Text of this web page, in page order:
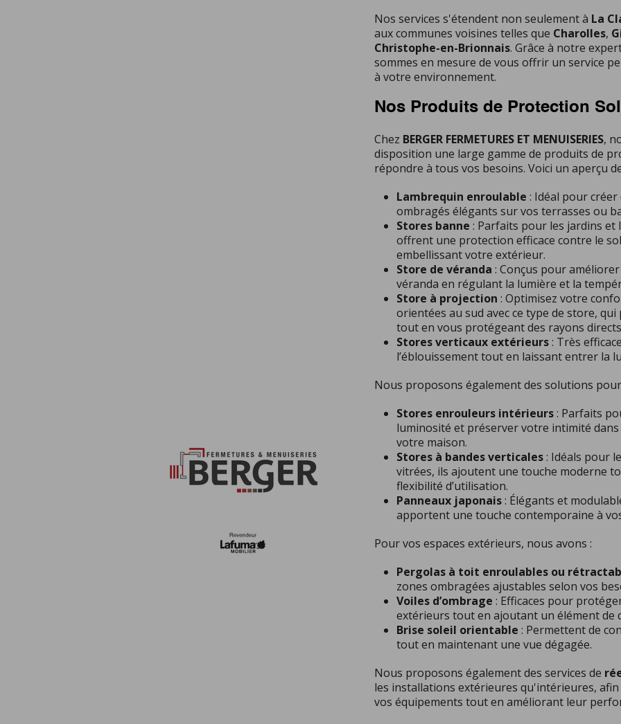
Nos services s'étendent non seulement à La
aux communes voisines telles que Charolles,
Christophe-en-Brionnais. Grâce à notre
sommes en mesure de vous offrir un service
à votre environnement.
Nos Produits de Protection
Chez BERGER FERMETURES ET MENUISERIES,
disposition une large gamme de produits de
répondre à tous vos besoins. Voici un aperçu
Lambrequin enroulable : Idéal pour créer
ombragés élégants sur vos terrasses ou
Stores banne : Parfaits pour les jardins et
offrent une protection efficace contre le
embellissant votre extérieur.
Store de véranda : Conçus pour
véranda en régulant la lumière et la
Store à projection : Optimisez votre
orientées au sud avec ce type de store,
tout en vous protégeant des rayons
Stores verticaux extérieurs: Très
l’éblouissement tout en laissant entrer la
Nous proposons également des solutions
Stores enrouleurs intérieurs: Parfaits
luminosité et préserver votre intimité dans
votre maison.
Stores à bandes verticales: Idéals pour
vitrées, ils ajoutent une touche moderne
flexibilité d’utilisation.
Panneaux japonais: Élégants et
apportent une touche contemporaine à
Pour vos espaces extérieurs, nous avons :
Pergolas à toit enroulables ou
zones ombragées ajustables selon vos
Voiles d’ombrage : Efficaces pour
extérieurs tout en ajoutant un élément de
Brise soleil orientable : Permettent de
tout en maintenant une vue dégagée.
Nous proposons également des services de
les installations extérieures qu'intérieures,
vos équipements tout en améliorant leur